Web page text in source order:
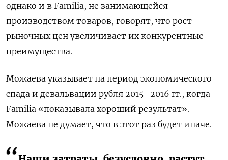
однако и в Familia, не занимающейся
производством товаров, говорят, что рост
рыночных цен увеличивает их конкурентные
преимущества.
Можаева указывает на период экономического
спада и девальвации рубля 2015–2016 гг., когда
Familia «показывала хороший результат».
Можаева не думает, что в этот раз будет иначе.